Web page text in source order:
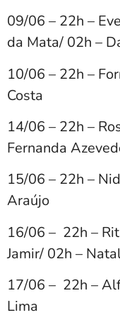
09/06 – 22h –
da Mata/ 02h –
10/06 – 22h –
Costa
14/06 – 22h –
Fernanda
15/06 – 22h –
Araújo
16/06 – 22h –
Jamir/ 02h –
17/06 – 22h –
Lima